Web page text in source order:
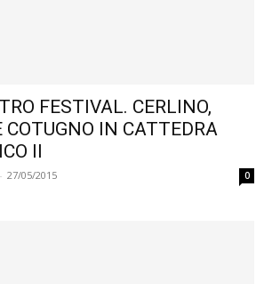
FESTIVAL. CERLINO,
IN CATTEDRA
II
- 27/05/2015 0